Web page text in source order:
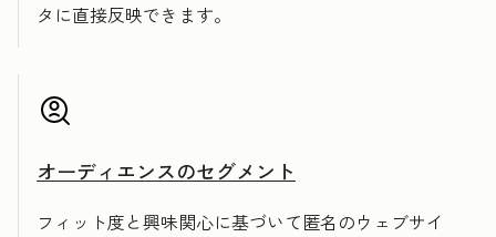
タに直接反映できます。
オーディエンスのセグメント
フィット度と興味関心に基づいて匿名のウェブサイ